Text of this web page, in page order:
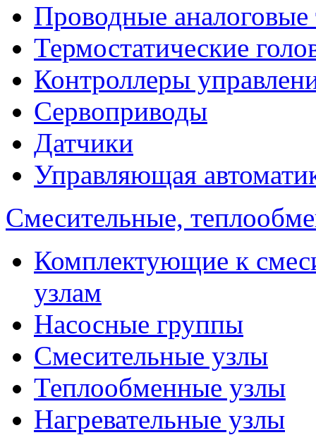
Проводные аналоговые
Термостатические
Контроллеры
Сервоприводы
Датчики
Управляющая
Смесительные,
Комплектующие к
узлам
Насосные группы
Смесительные узлы
Теплообменные узлы
Нагревательные узлы